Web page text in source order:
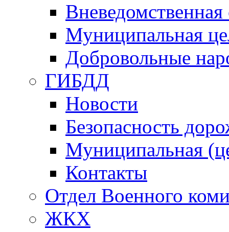
Вневедомственная
Муниципальная
Добровольные
ГИБДД
Новости
Безопасность
Муниципальная
Контакты
Отдел Военного
ЖКХ